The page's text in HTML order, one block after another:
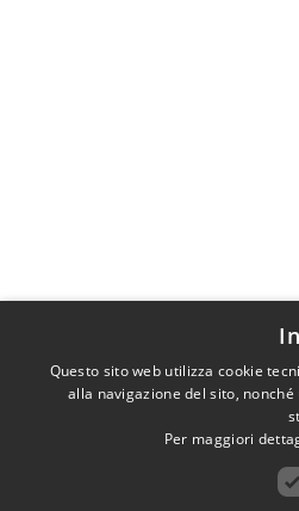
Questo sito web utilizza cookie
alla navigazione del sito,
Per maggiori